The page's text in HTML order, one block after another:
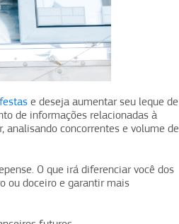
e deseja aumentar seu leque de
de informações relacionadas à
analisando concorrentes e volume de
O que irá diferenciar você dos
ou doceiro e garantir mais